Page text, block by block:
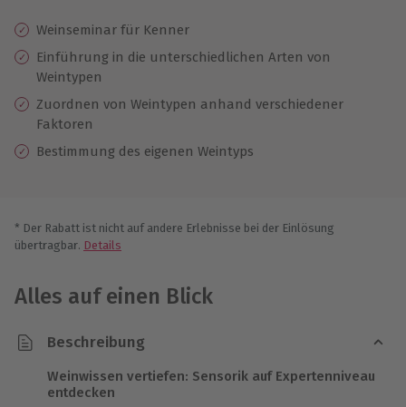
Weinseminar für Kenner
Einführung in die unterschiedlichen Arten von
Weintypen
Zuordnen von Weintypen anhand verschiedener
Faktoren
Bestimmung des eigenen Weintyps
* Der Rabatt ist nicht auf andere Erlebnisse bei der Einlösung
übertragbar. Details
Alles auf einen Blick
Beschreibung
Weinwissen vertiefen: Sensorik auf Expertenniveau
entdecken